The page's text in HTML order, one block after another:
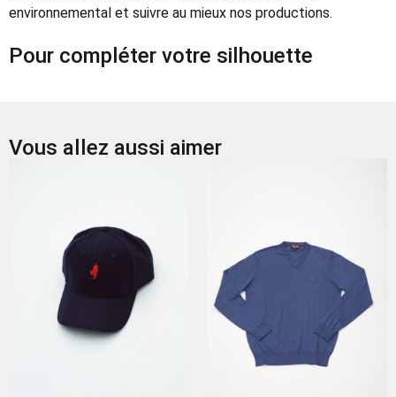
environnemental et suivre au mieux nos productions.
Pour compléter votre silhouette
Vous allez aussi aimer